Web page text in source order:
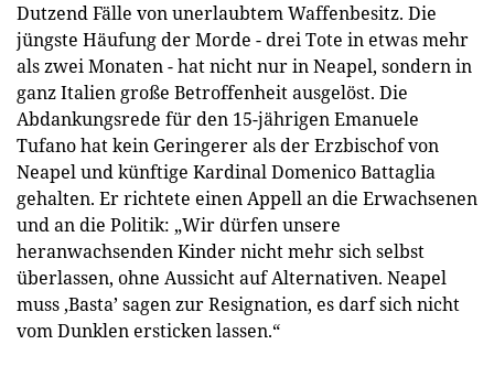
Dutzend Fälle von unerlaubtem Waffenbesitz. Die
jüngste Häufung der Morde - drei Tote in etwas mehr
als zwei Monaten - hat nicht nur in Neapel, sondern in
ganz Italien große Betroffenheit ausgelöst. Die
Abdankungsrede für den 15-jährigen Emanuele
Tufano hat kein Geringerer als der Erzbischof von
Neapel und künftige Kardinal Domenico Battaglia
gehalten. Er richtete einen Appell an die Erwachsenen
und an die Politik: „Wir dürfen unsere
heranwachsenden Kinder nicht mehr sich selbst
überlassen, ohne Aussicht auf Alternativen. Neapel
muss ,Basta’ sagen zur Resignation, es darf sich nicht
vom Dunklen ersticken lassen.“